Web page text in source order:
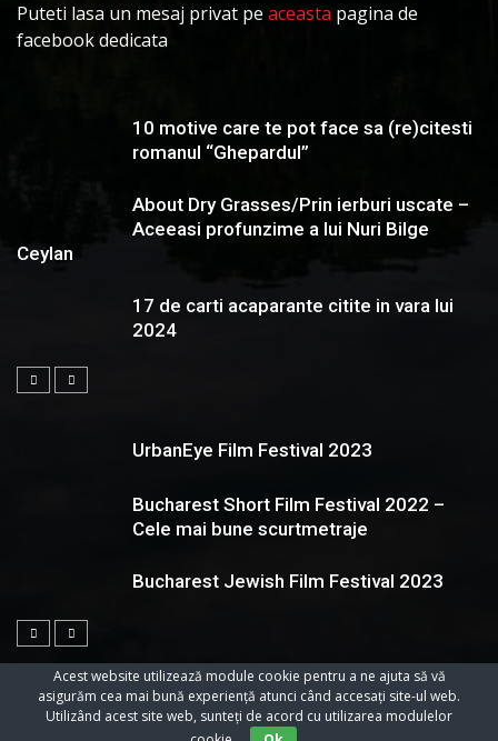
Puteti lasa un mesaj privat pe aceasta pagina de
facebook dedicata
10 motive care te pot face sa (re)citesti
romanul “Ghepardul”
About Dry Grasses/Prin ierburi uscate –
Aceeasi profunzime a lui Nuri Bilge
Ceylan
17 de carti acaparante citite in vara lui
2024
UrbanEye Film Festival 2023
Bucharest Short Film Festival 2022 –
Cele mai bune scurtmetraje
Bucharest Jewish Film Festival 2023
© 2023 Toate Drepturile Rezervate Cartifilmepasiuni.ro
Acest website utilizează module cookie pentru a ne ajuta să vă
asigurăm cea mai bună experiență atunci când accesați site-ul web.
Utilizând acest site web, sunteți de acord cu utilizarea modulelor